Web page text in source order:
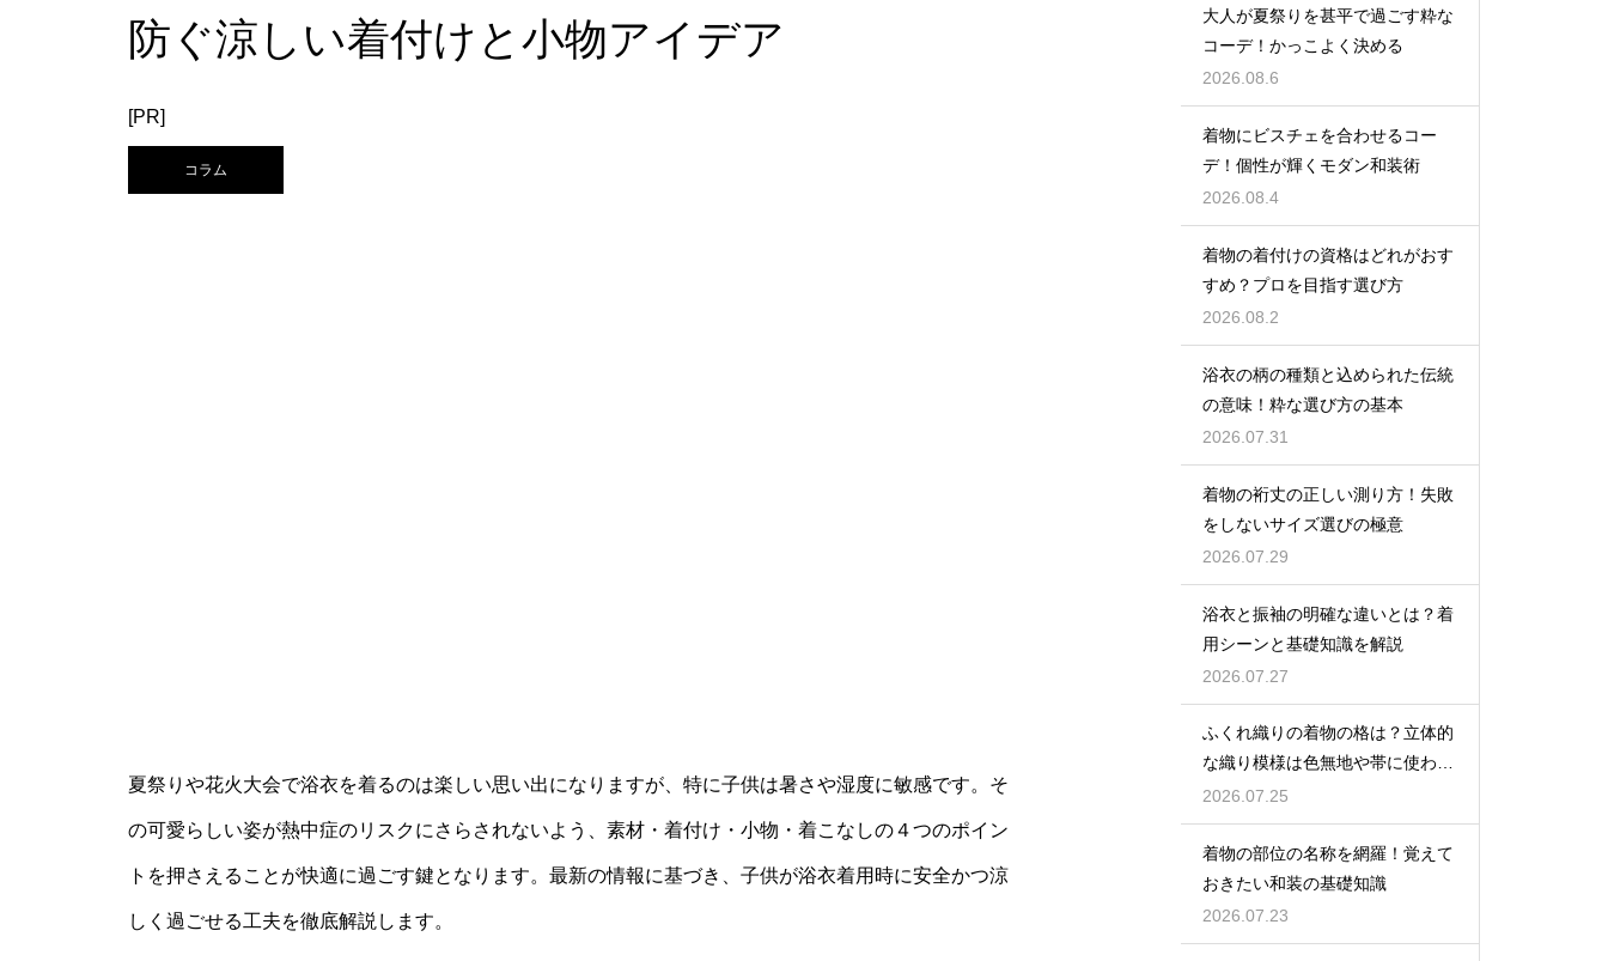
防ぐ涼しい着付けと小物アイデア
[PR]
コラム
夏祭りや花火大会で浴衣を着るのは楽しい思い出になりますが、特に子供は暑さや湿度に敏感です。そ
の可愛らしい姿が熱中症のリスクにさらされないよう、素材・着付け・小物・着こなしの４つのポイン
トを押さえることが快適に過ごす鍵となります。最新の情報に基づき、子供が浴衣着用時に安全かつ涼
しく過ごせる工夫を徹底解説します。
大人が夏祭りを甚平で過ごす粋な
コーデ！かっこよく決める
2026.08.6
着物にビスチェを合わせるコー
デ！個性が輝くモダン和装術
2026.08.4
着物の着付けの資格はどれがおす
すめ？プロを目指す選び方
2026.08.2
浴衣の柄の種類と込められた伝統
の意味！粋な選び方の基本
2026.07.31
着物の裄丈の正しい測り方！失敗
をしないサイズ選びの極意
2026.07.29
浴衣と振袖の明確な違いとは？着
用シーンと基礎知識を解説
2026.07.27
ふくれ織りの着物の格は？立体的
な織り模様は色無地や帯に使われ
格は控えめ
2026.07.25
着物の部位の名称を網羅！覚えて
おきたい和装の基礎知識
2026.07.23